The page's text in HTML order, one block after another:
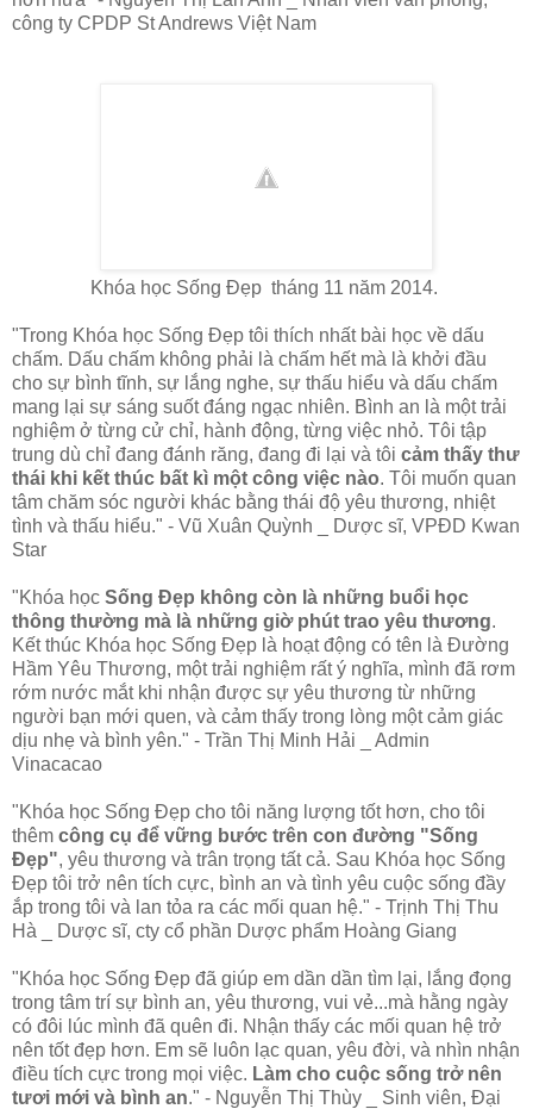
công ty CPDP St Andrews Việt Nam
Khóa học Sống Đẹp tháng 11 năm 2014.
"Trong Khóa học Sống Đẹp tôi thích nhất bài học về dấu
chấm. Dấu chấm không phải là chấm hết mà là khởi đầu
cho sự bình tĩnh, sự lắng nghe, sự thấu hiểu và dấu chấm
mang lại sự sáng suốt đáng ngạc nhiên. Bình an là một trải
nghiệm ở từng cử chỉ, hành động, từng việc nhỏ. Tôi tập
trung dù chỉ đang đánh răng, đang đi lại và tôi cảm thấy thư
thái khi kết thúc bất kì một công việc nào. Tôi muốn quan
tâm chăm sóc người khác bằng thái độ yêu thương, nhiệt
tình và thấu hiểu." - Vũ Xuân Quỳnh _ Dược sĩ, VPĐD Kwan
Star
"Khóa học Sống Đẹp không còn là những buổi học
thông thường mà là những giờ phút trao yêu thương.
Kết thúc Khóa học Sống Đẹp là hoạt động có tên là Đường
Hầm Yêu Thương, một trải nghiệm rất ý nghĩa, mình đã rơm
rớm nước mắt khi nhận được sự yêu thương từ những
người bạn mới quen, và cảm thấy trong lòng một cảm giác
dịu nhẹ và bình yên." - Trần Thị Minh Hải _ Admin
Vinacacao
"Khóa học Sống Đẹp cho tôi năng lượng tốt hơn, cho tôi
thêm công cụ để vững bước trên con đường "Sống
Đẹp", yêu thương và trân trọng tất cả. Sau Khóa học Sống
Đẹp tôi trở nên tích cực, bình an và tình yêu cuộc sống đầy
ắp trong tôi và lan tỏa ra các mối quan hệ." - Trịnh Thị Thu
Hà _ Dược sĩ, cty cổ phần Dược phẩm Hoàng Giang
"Khóa học Sống Đẹp đã giúp em dần dần tìm lại, lắng đọng
trong tâm trí sự bình an, yêu thương, vui vẻ...mà hằng ngày
có đôi lúc mình đã quên đi. Nhận thấy các mối quan hệ trở
nên tốt đẹp hơn. Em sẽ luôn lạc quan, yêu đời, và nhìn nhận
điều tích cực trong mọi việc. Làm cho cuộc sống trở nên
tươi mới và bình an." - Nguyễn Thị Thùy _ Sinh viên, Đại